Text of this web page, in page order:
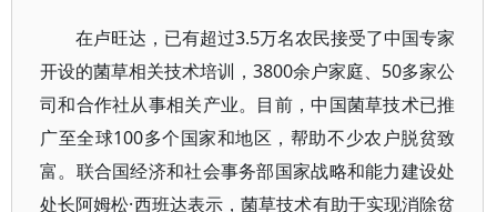
在卢旺达，已有超过3.5万名农民接受了中国专家
开设的菌草相关技术培训，3800余户家庭、50多家公
司和合作社从事相关产业。目前，中国菌草技术已推
广至全球100多个国家和地区，帮助不少农户脱贫致
富。联合国经济和社会事务部国家战略和能力建设处
处长阿姆松·西班达表示，菌草技术有助于实现消除贫